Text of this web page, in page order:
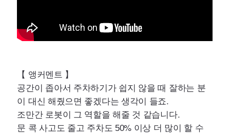
【 앵커멘트 】
공간이 좁아서 주차하기가 쉽지 않을 때 잘하는 분
이 대신 해줬으면 좋겠다는 생각이 들죠.
조만간 로봇이 그 역할을 해줄 것 같습니다.
문 콕 사고도 줄고 주차도 50% 이상 더 많이 할 수